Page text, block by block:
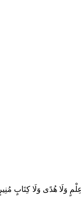
وَلَا هُدًى وَلَا كِتَابٍ مُنِيرٍ